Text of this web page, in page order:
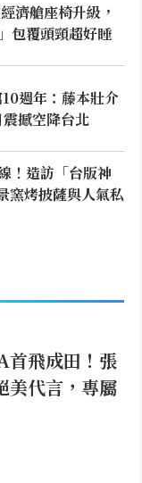
濟艙座椅升級，
包覆頭頸超好睡
週年：藤本壯介
撼空降台北
！造訪「台版神
窯烤披薩與人氣私
飛成田！張
美代言，專屬